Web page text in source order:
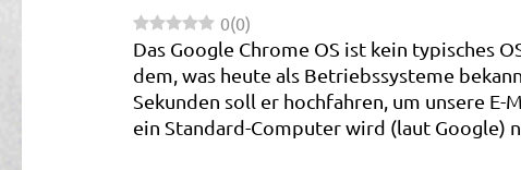
0(0)
Das Google Chrome OS ist kein typisches
dem, was heute als Betriebssysteme
Sekunden soll er hochfahren, um unsere E-
ein Standard-Computer wird (laut Google)